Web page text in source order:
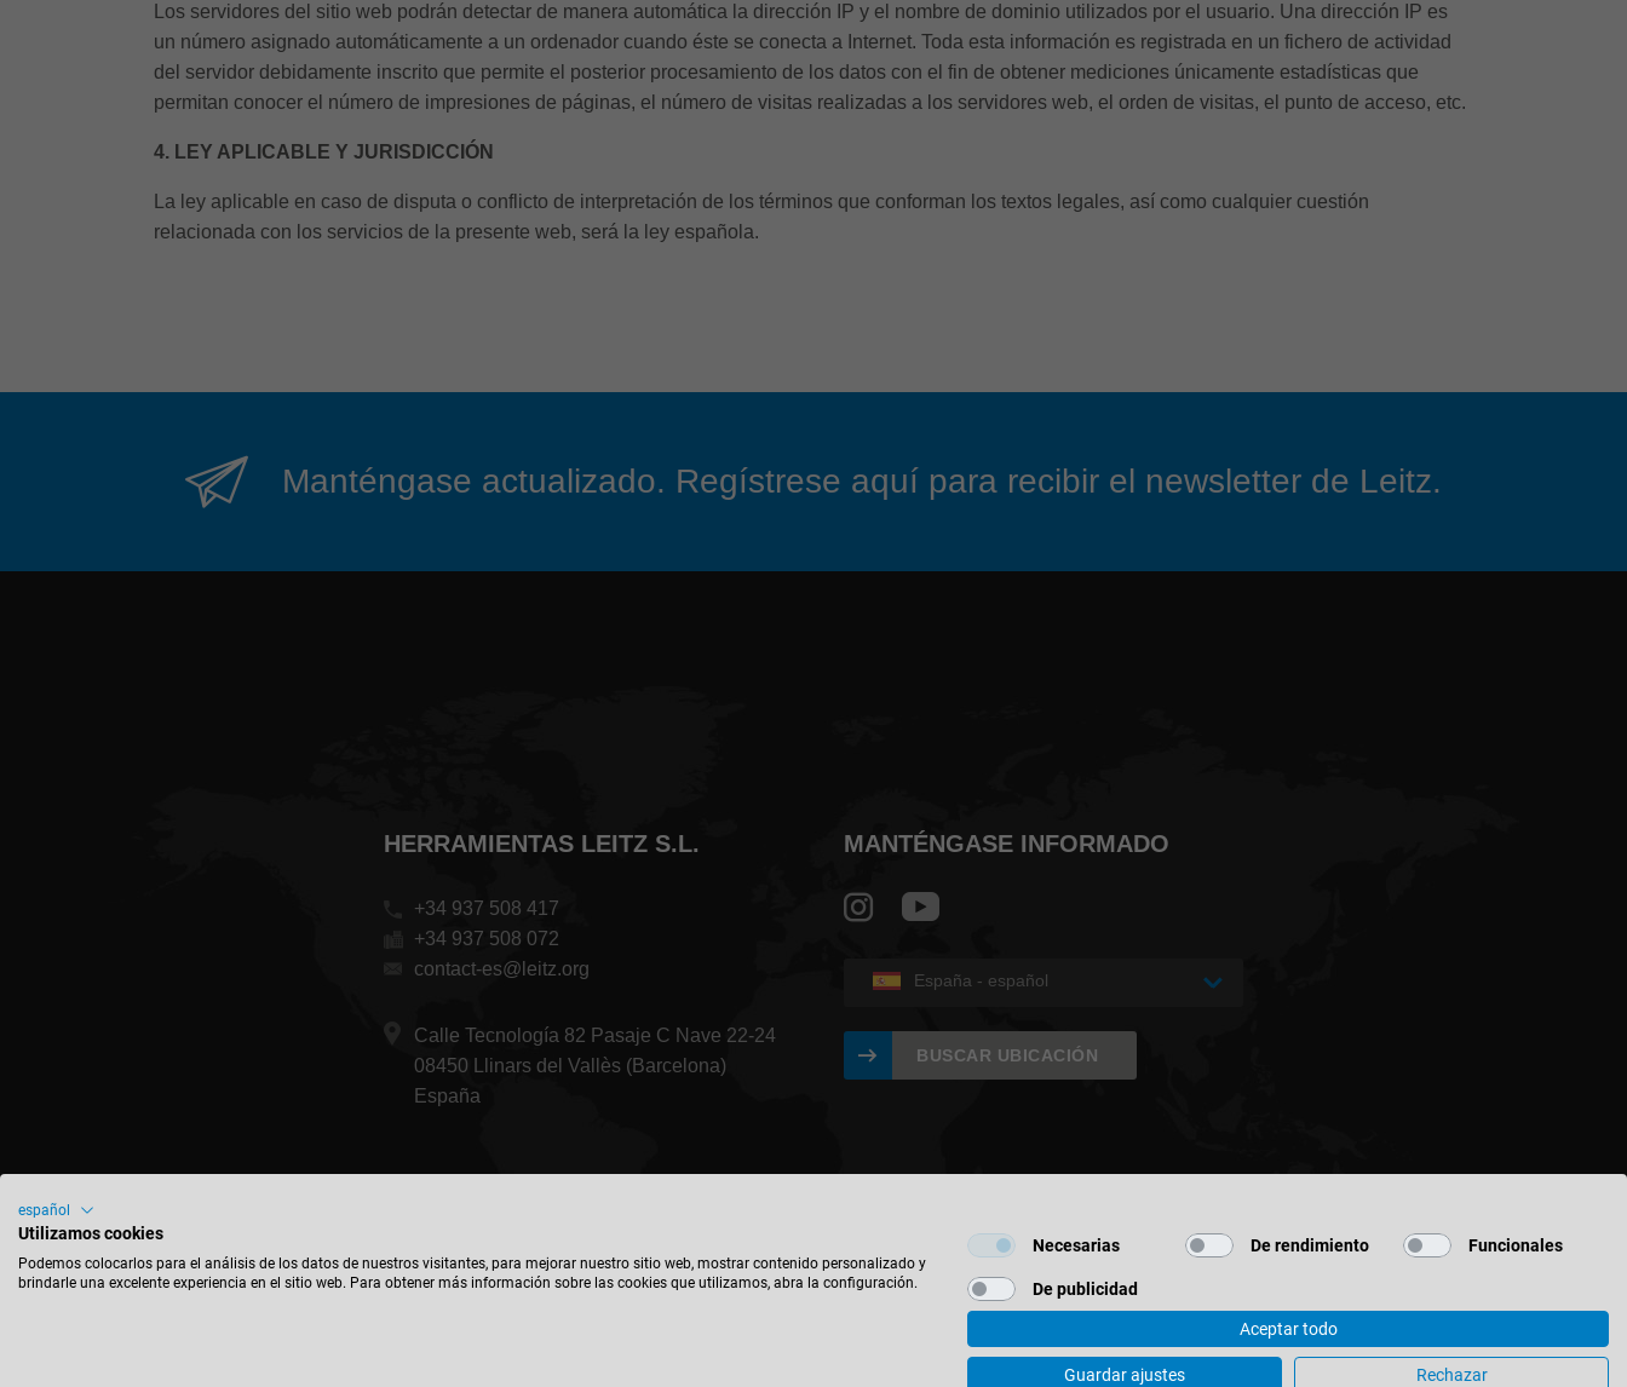
Los servidores del sitio web podrán detectar de manera automática la dirección IP y el nombre de dominio utilizados por el usuario. Una dirección IP es
un número asignado automáticamente a un ordenador cuando éste se conecta a Internet. Toda esta información es registrada en un fichero de actividad
del servidor debidamente inscrito que permite el posterior procesamiento de los datos con el fin de obtener mediciones únicamente estadísticas que
permitan conocer el número de impresiones de páginas, el número de visitas realizadas a los servidores web, el orden de visitas, el punto de acceso, etc.
4. LEY APLICABLE Y JURISDICCIÓN
La ley aplicable en caso de disputa o conflicto de interpretación de los términos que conforman los textos legales, así como cualquier cuestión
relacionada con los servicios de la presente web, será la ley española.
Manténgase actualizado. Regístrese aquí para recibir el newsletter de Leitz.
HERRAMIENTAS LEITZ S.L.
+34 937 508 417
+34 937 508 072
contact-es@leitz.org
Calle Tecnología 82 Pasaje C Nave 22-24
08450 Llinars del Vallès (Barcelona)
España
MANTÉNGASE INFORMADO
España - español
BUSCAR UBICACIÓN
Política de Redes Sociales
español
Utilizamos cookies
Podemos colocarlos para el análisis de los datos de nuestros visitantes, para mejorar nuestro sitio web, mostrar contenido personalizado y
brindarle una excelente experiencia en el sitio web. Para obtener más información sobre las cookies que utilizamos, abra la configuración.
Necesarias De rendimiento Funcionales
De publicidad
Aceptar todo
Guardar ajustes Rechazar